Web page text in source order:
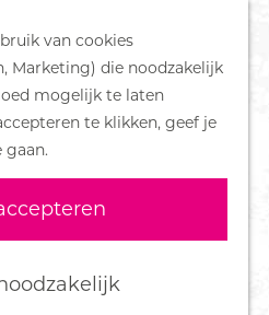
van cookies
Marketing) die noodzakelijk
mogelijk te laten
te klikken, geef je
gaan.